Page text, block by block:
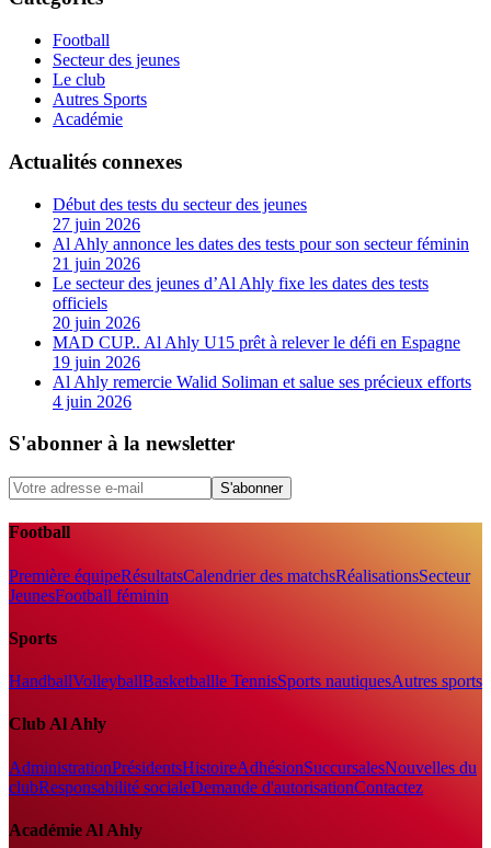
Football
Secteur des jeunes
Le club
Autres Sports
Académie
Actualités connexes
Début des tests du secteur des jeunes
27 juin 2026
Al Ahly annonce les dates des tests pour son secteur féminin
21 juin 2026
Le secteur des jeunes d’Al Ahly fixe les dates des tests
officiels
20 juin 2026
MAD CUP.. Al Ahly U15 prêt à relever le défi en Espagne
19 juin 2026
Al Ahly remercie Walid Soliman et salue ses précieux efforts
4 juin 2026
S'abonner à la newsletter
S'abonner
Football
Première équipeRésultatsCalendrier des matchsRéalisationsSecteur
JeunesFootball féminin
Sports
HandballVolleyballBasketballle TennisSports nautiquesAutres sports
Club Al Ahly
AdministrationPrésidentsHistoireAdhésionSuccursalesNouvelles du
clubResponsabilité socialeDemande d'autorisationContactez
Académie Al Ahly